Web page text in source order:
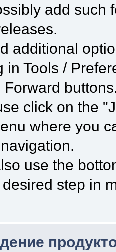
add such
additional
in Tools /
Forward
click on the
where you
use the
step in